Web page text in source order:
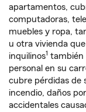
apartamentos,
computadoras,
muebles y ropa,
u otra vivienda
inquilinos1 también
personal en su
cubre pérdidas de
incendio, daños
accidentales